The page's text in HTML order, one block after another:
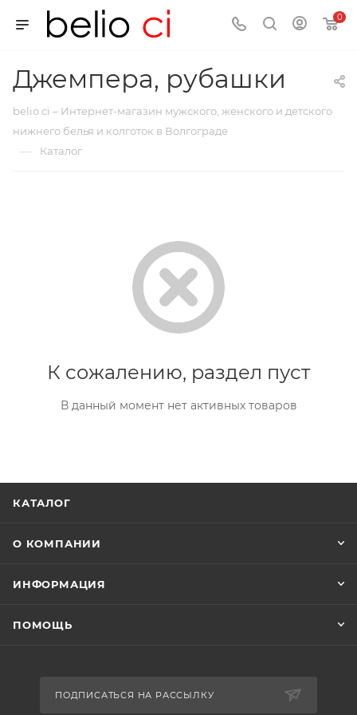
0
Джемпера, рубашки
belio ci – Интернет-магазин мужского, женского и детского
нижнего белья и колготок в Волгограде
— Каталог
К сожалению, раздел пуст
В данный момент нет активных товаров
КАТАЛОГ
О КОМПАНИИ
ИНФОРМАЦИЯ
ПОМОЩЬ
ПОДПИСАТЬСЯ НА РАССЫЛКУ